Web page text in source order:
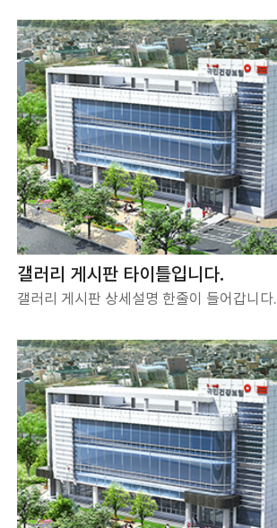
갤러리 게시판 타이틀입니다.
갤러리 게시판 상세설명 한줄이 들어갑니다.